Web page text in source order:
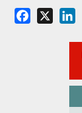
Facebook